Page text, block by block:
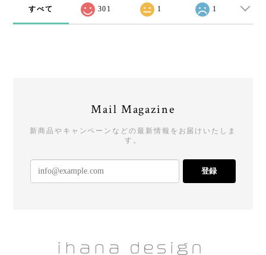
すべて 301 1 1
Mail Magazine
新商品やキャンペーンなどの最新情報をお届けいたしま
す。
登録